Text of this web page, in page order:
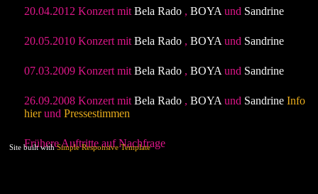
20.04.2012 Konzert mit Bela Rado , BOYA und Sandrine
20.05.2010 Konzert mit Bela Rado , BOYA und Sandrine
07.03.2009 Konzert mit Bela Rado , BOYA und Sandrine
26.09.2008 Konzert mit Bela Rado , BOYA und Sandrine Info
hierund Pressestimmen
Frühere Auftritte auf Nachfrage
Site built withSimple Responsive Template